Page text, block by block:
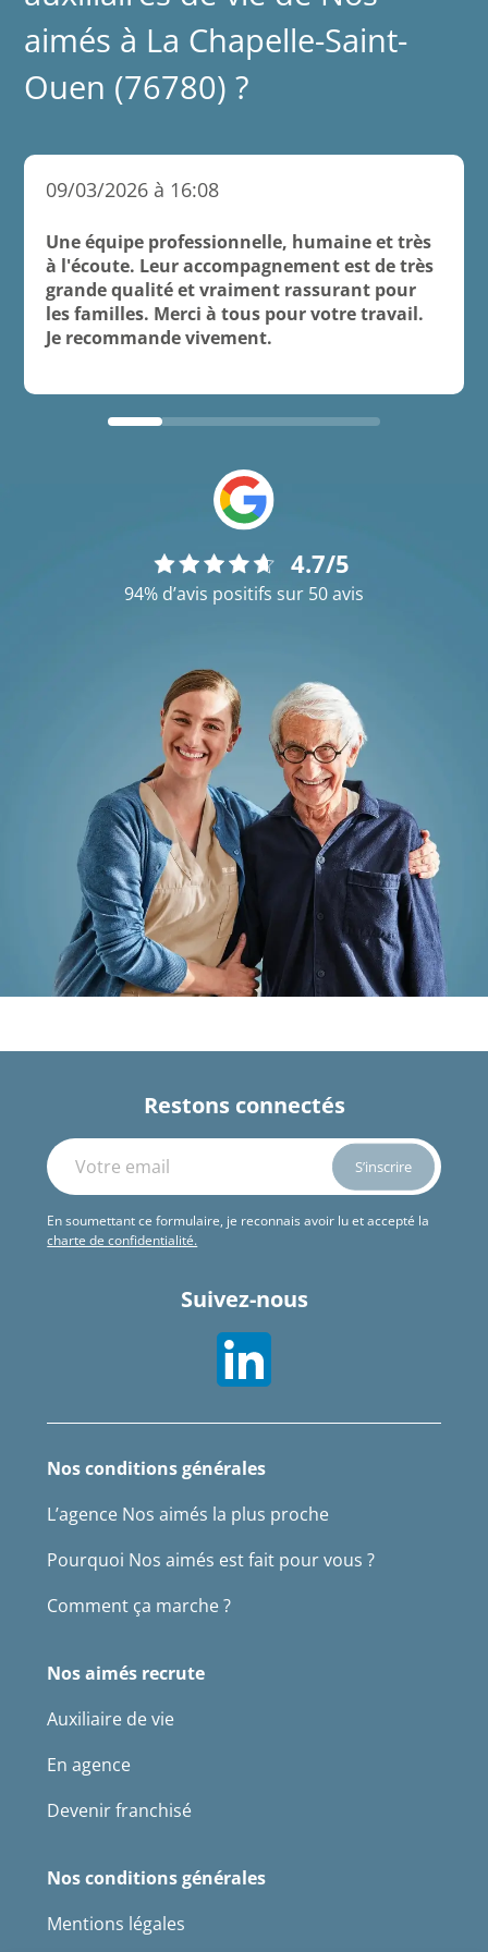
aimés à La Chapelle-Saint-
Ouen (76780) ?
09/03/2026 à 16:08
Une équipe professionnelle, humaine et très
à l'écoute. Leur accompagnement est de très
grande qualité et vraiment rassurant pour
les familles. Merci à tous pour votre travail.
Je recommande vivement.
4.7/5
94% d’avis positifs sur 50 avis
Restons connectés
En soumettant ce formulaire, je reconnais avoir lu et accepté la
charte de confidentialité.
Suivez-nous
Nos conditions générales
L’agence Nos aimés la plus proche
Pourquoi Nos aimés est fait pour vous ?
Comment ça marche ?
Nos aimés recrute
Auxiliaire de vie
En agence
Devenir franchisé
Nos conditions générales
Mentions légales